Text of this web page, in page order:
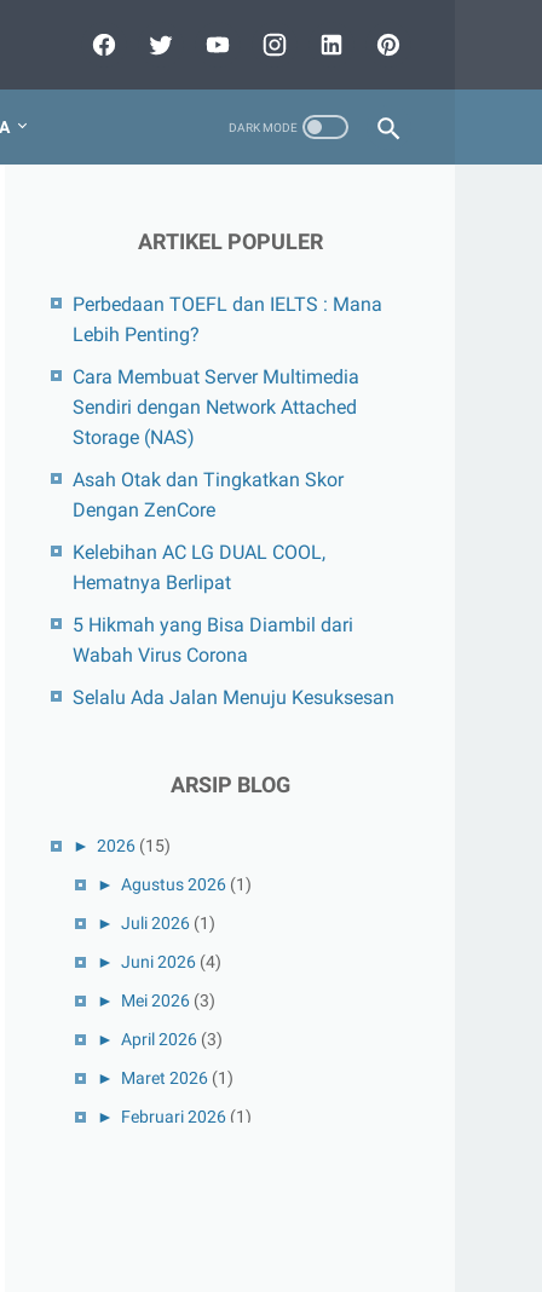
ARTIKEL POPULER
Perbedaan TOEFL dan IELTS : Mana
Lebih Penting?
Cara Membuat Server Multimedia
Sendiri dengan Network Attached
Storage (NAS)
Asah Otak dan Tingkatkan Skor
Dengan ZenCore
Kelebihan AC LG DUAL COOL,
Hematnya Berlipat
5 Hikmah yang Bisa Diambil dari
Wabah Virus Corona
Selalu Ada Jalan Menuju Kesuksesan
ARSIP BLOG
► 2026 (15)
► Agustus 2026 (1)
► Juli 2026 (1)
► Juni 2026 (4)
► Mei 2026 (3)
► April 2026 (3)
► Maret 2026 (1)
► Februari 2026 (1)